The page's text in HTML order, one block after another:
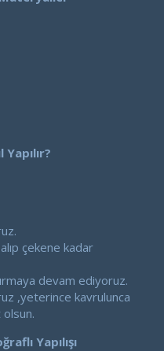
çekene kadar
devam ediyoruz.
,yeterince kavrulunca
olsun.
Yapılışı